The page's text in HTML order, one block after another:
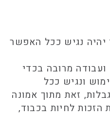
נגיש ככל האפשר
מרובה בכדי
ונגיש ככל
זאת מתוך אמונה
לחיות בכבוד,